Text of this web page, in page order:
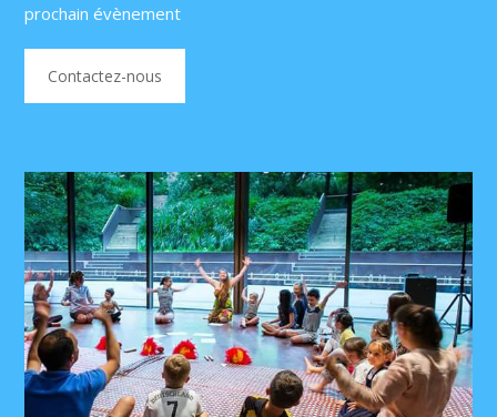
prochain évènement
Contactez-nous